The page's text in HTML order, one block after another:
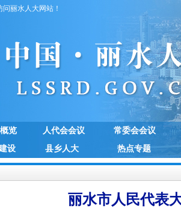
丽水人大网站！
览 人代会会议
常委会会议
设
县乡人大 热点专题
丽水市人民代表